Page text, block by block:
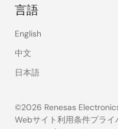
言語
English
中文
日本語
©2026 Renesas
Webサイト利用条件プライ